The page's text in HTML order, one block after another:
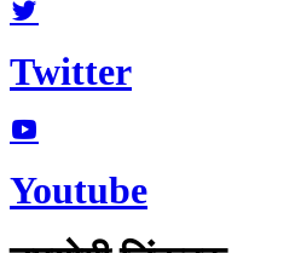
Twitter
Youtube